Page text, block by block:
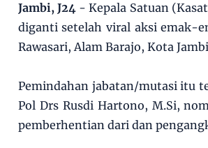
Jambi, J24 - Kepala Satuan
diganti setelah viral aksi emak-
Rawasari, Alam Barajo, Kota
Pemindahan jabatan/mutasi itu
Pol Drs Rusdi Hartono, M.Si,
pemberhentian dari dan